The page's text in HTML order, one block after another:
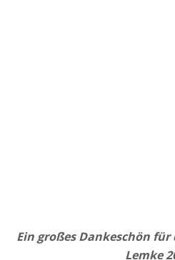
Ein großes Dankeschön
Lemke